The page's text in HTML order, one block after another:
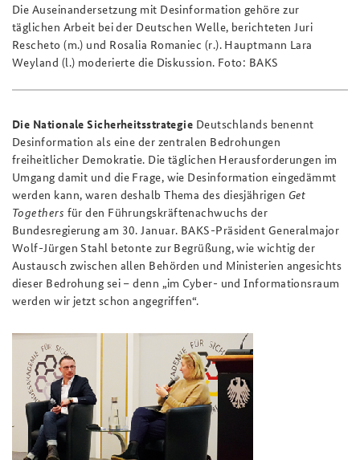
Die Auseinandersetzung mit Desinformation gehöre zur
täglichen Arbeit bei der Deutschen Welle, berichteten Juri
Rescheto (m.) und Rosalia Romaniec (r.). Hauptmann Lara
Weyland (l.) moderierte die Diskussion. Foto: BAKS
Die Nationale Sicherheitsstrategie Deutschlands benennt
Desinformation als eine der zentralen Bedrohungen
freiheitlicher Demokratie. Die täglichen Herausforderungen im
Umgang damit und die Frage, wie Desinformation eingedämmt
werden kann, waren deshalb Thema des diesjährigen Get
Togethers für den Führungskräftenachwuchs der
Bundesregierung am 30. Januar. BAKS-Präsident Generalmajor
Wolf-Jürgen Stahl betonte zur Begrüßung, wie wichtig der
Austausch zwischen allen Behörden und Ministerien angesichts
dieser Bedrohung sei – denn „im Cyber- und Informationsraum
werden wir jetzt schon angegriffen“.